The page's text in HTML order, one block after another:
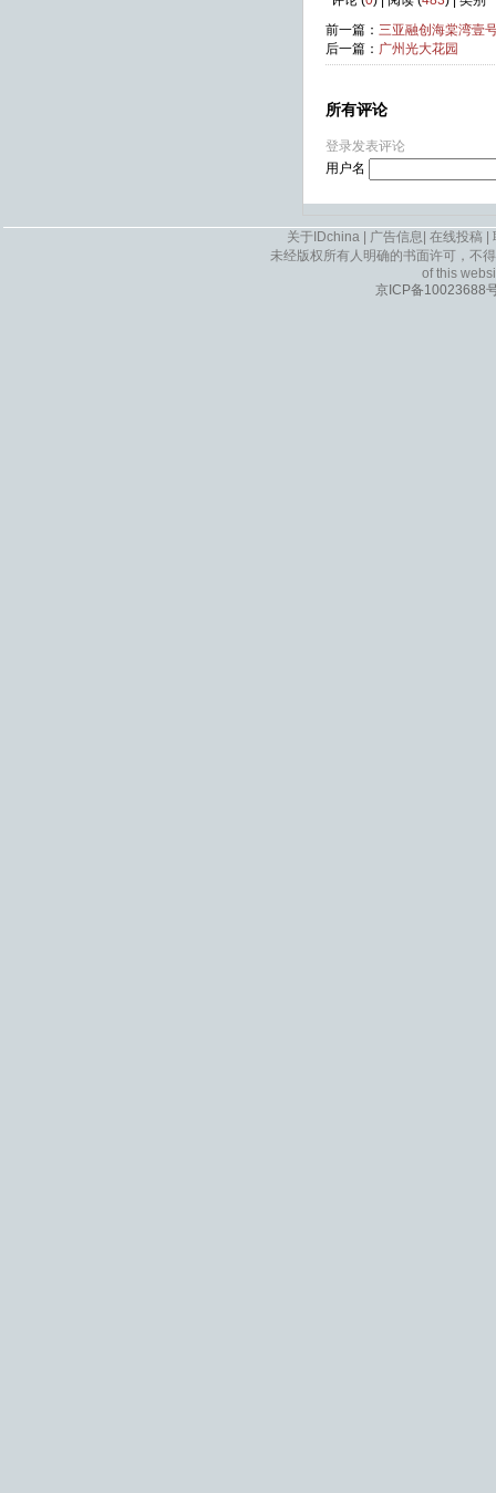
前一篇： 三亚融创海棠湾壹
后一篇： 广州光大花园
所有评论
登录发表评论
用户名
关于IDchina 广告信息 在线投稿
未经版权所有人明确的书面许可，不
of this
京ICP备10023688